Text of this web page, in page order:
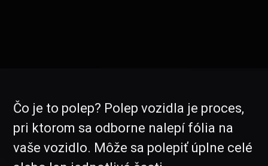
Čo je to polep? Polep vozidla je proces,
pri ktorom sa odborne nalepí fólia na
vaše vozidlo. Môže sa polepiť úplne celé